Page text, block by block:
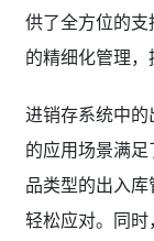
供了全方位的
的精细化管理，
进销存系统中
的应用场景满
品类型的出入
轻松应对。同